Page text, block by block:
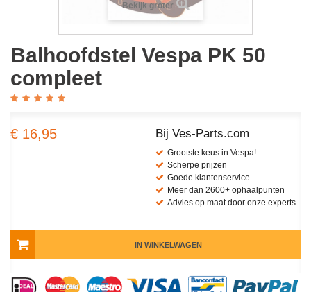
Bekijk groter
Balhoofdstel Vespa PK 50
compleet
€ 16,95 Bij Ves-Parts.com
Grootste keus in Vespa!
Scherpe prijzen
Goede klantenservice
Meer dan 2600+ ophaalpunten
Advies op maat door onze experts
IN WINKELWAGEN